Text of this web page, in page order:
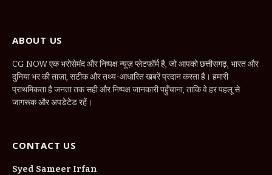
ABOUT US
CG NOW एक भरोसेमंद और निष्पक्ष न्यूज़ प्लेटफॉर्म है, जो आपको छत्तीसगढ़, भारत और
दुनिया भर की ताज़ा, सटीक और तथ्य-आधारित खबरें प्रदान करता है। हमारी
प्राथमिकता है जनता तक सही और निष्पक्ष जानकारी पहुँचाना, ताकि वे हर पहलू से
जागरूक और अपडेटेड रहें।
CONTACT US
Syed Sameer Irfan